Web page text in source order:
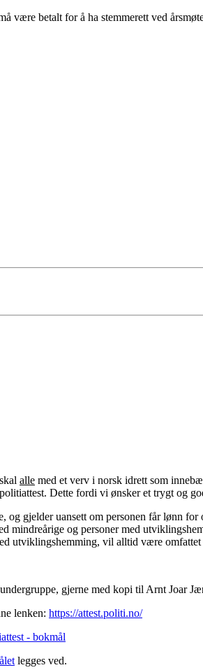
være betalt for å ha stemmerett ved
alle med et verv i norsk idrett som
Dette fordi vi ønsker et trygt og
og gjelder uansett om personen får lønn
mindreårige og personer med
utviklingshemming, vil alltid være
gjerne med kopi til Arnt Joar
lenken: https://attest.politi.no/
- bokmål
legges ved.